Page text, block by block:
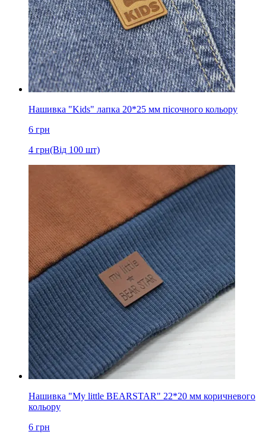
Нашивка "Kids" лапка 20*25 мм пісочного кольору
6 грн
4 грн(Від 100 шт)
Нашивка "My little BEARSTAR" 22*20 мм коричневого
кольору
6 грн